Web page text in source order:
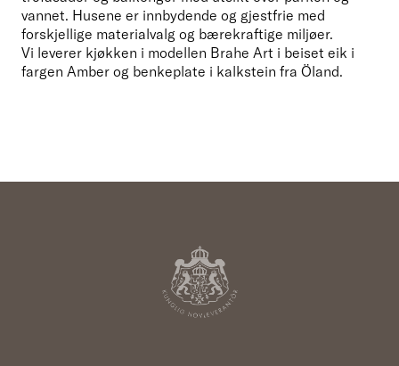
vannet. Husene er innbydende og gjestfrie med
forskjellige materialvalg og bærekraftige miljøer.
Vi leverer kjøkken i modellen Brahe Art i beiset eik i
fargen Amber og benkeplate i kalkstein fra Öland.